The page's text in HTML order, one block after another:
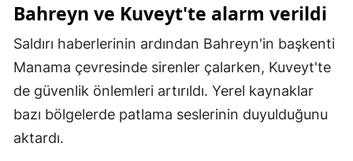
Kocaeli
Konya
Kütahya
Malatya
Bahreyn ve Kuveyt'te alarm verildi
Saldırı haberlerinin ardından Bahreyn'in başkenti
Manama çevresinde sirenler çalarken, Kuveyt'te
de güvenlik önlemleri artırıldı. Yerel kaynaklar
bazı bölgelerde patlama seslerinin duyulduğunu
aktardı.